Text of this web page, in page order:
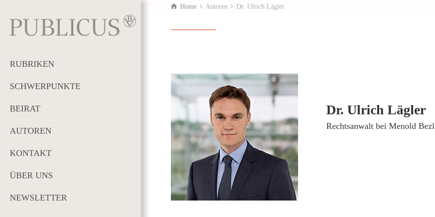
RUBRIKEN
SCHWERPUNKTE
BEIRAT
AUTOREN
KONTAKT
ÜBER UNS
NEWSLETTER
Home Autoren Dr. Ulrich Lägler
Dr. Ulrich Lägler
­Rechtsanwalt bei Menold